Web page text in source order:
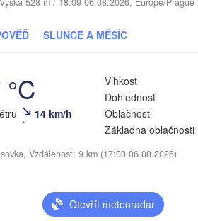
SLUNCE A MĚSÍC
14 km/h
Vlhkost
Dohlednost
Oblačnost
Základna oblačnosti
Vzdálenost: 9 km (17:00 06.08.2026)
Otevřít meteoradar
(Minsk)
Vilnius
Бабруйск
(Babrujsk)
Баранавічы
(Baranavičy)
Пінск
Салігорск
(Salihorsk)
BĚLORUSKO